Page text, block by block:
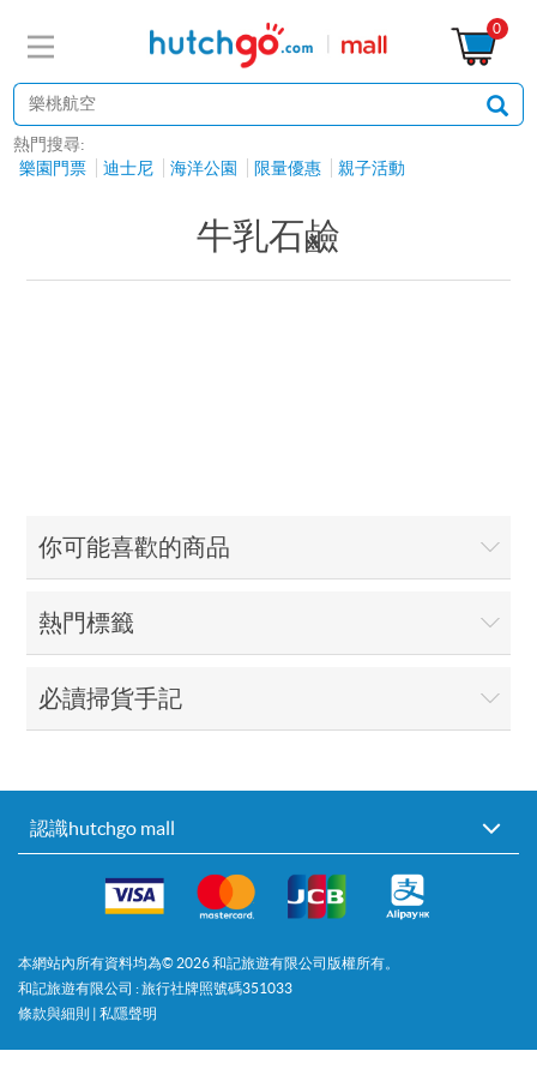
0
熱門搜尋:
樂園門票
迪士尼 海洋公園 限量優惠 親子活動
牛乳石鹼
你可能喜歡的商品
熱門標籤
必讀掃貨手記
認識hutchgo mall
本網站內所有資料均為© 2026和記旅遊有限公司版權所有。
和記旅遊有限公司 : 旅行社牌照號碼351033
條款與細則 | 私隱聲明